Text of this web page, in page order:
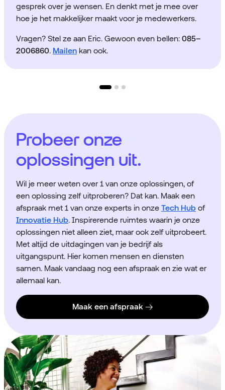
gesprek over je wensen. En denkt met je mee over
hoe je het makkelijker maakt voor je medewerkers.
Vragen? Stel ze aan Eric. Gewoon even bellen: 085–
2006860. Mailen kan ook.
Probeer onze
oplossingen uit.
Wil je meer weten over 1 van onze oplossingen, of
een oplossing zelf uitproberen? Dat kan. Maak een
afspraak met 1 van onze experts in onze Tech Hub of
Innovatie Hub. Inspirerende ruimtes waarin je onze
oplossingen niet alleen ziet, maar ook zelf uitprobeert.
Met altijd de uitdagingen van je bedrijf als
uitgangspunt. Hier komen mensen en diensten
samen. Maak vandaag nog een afspraak en zie wat er
allemaal kan.
Maak een afspraak